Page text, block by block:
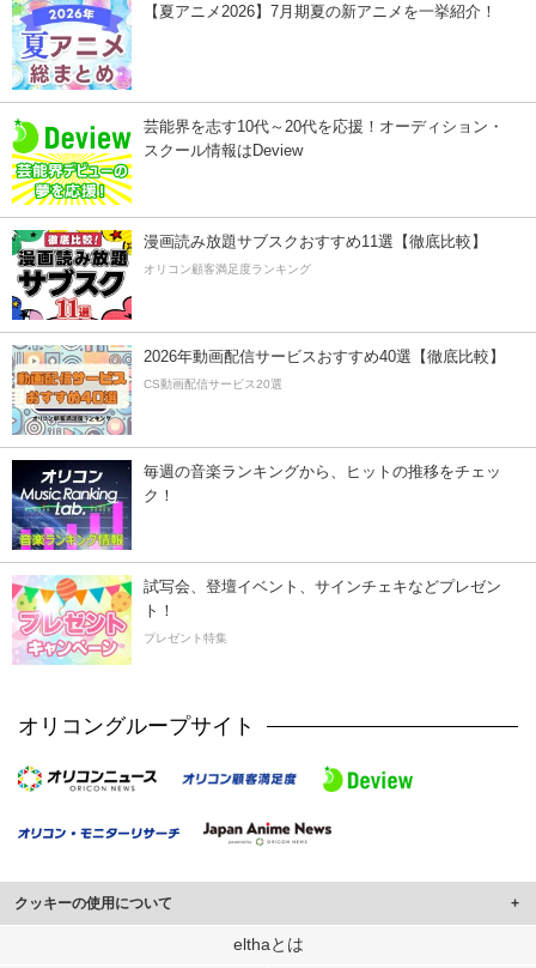
【夏アニメ2026】7月期夏の新アニメを一挙紹介！
芸能界を志す10代～20代を応援！オーディション・
スクール情報はDeview
漫画読み放題サブスクおすすめ11選【徹底比較】
オリコン顧客満足度ランキング
2026年動画配信サービスおすすめ40選【徹底比較】
CS動画配信サービス20選
毎週の音楽ランキングから、ヒットの推移をチェッ
ク！
試写会、登壇イベント、サインチェキなどプレゼン
ト！
プレゼント特集
オリコングループサイト
クッキーの使用について
このサイトでは Cookie を使用して、ユーザーに合わせたコンテンツや広告の
elthaとは